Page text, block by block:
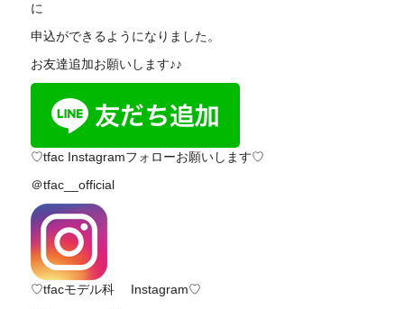
に
申込ができるようになりました。
お友達追加お願いします♪♪
♡tfac Instagramフォローお願いします♡
＠tfac__official
♡tfacモデル科 Instagram♡